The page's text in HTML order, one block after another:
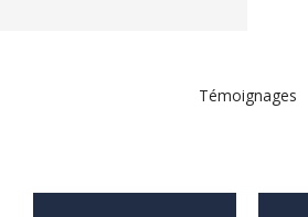
Témoignages